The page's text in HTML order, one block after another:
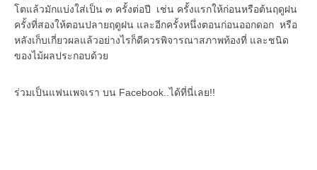
โตแล้วมักแบ่งใส่เป็น ๓ ครั้งต่อปี เช่น ครั้งแรกให้ก่อนหรือต้นฤดูฝน
ครั้งที่สองให้ตอนปลายฤดูฝน และอีกครั้งหนึ่งตอนก่อนออกดอก หรือ
หลังเก็บเกี่ยวผลแล้วอย่างไรก็ดีควรพิจารณาสภาพท้องที่ และชนิด
ของไม้ผลประกอบด้วย
ร่วมเป็นแฟนเพจเรา บน Facebook..ได้ที่นี่เลย!!